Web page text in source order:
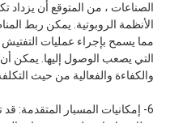
الصناعات ، من المتوقع أن يزداد
الأنظمة الروبوتية. يمكن ربط
مما يسمح بإجراء عمليات
التي يصعب الوصول إليها. يمكن
والكفاءة والفعالية من حيث
6- إمكانيات المسبار المتقدمة: